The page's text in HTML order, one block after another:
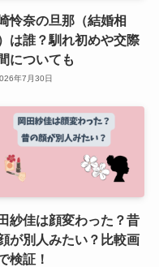
怜奈の旦那（結婚相
は誰？馴れ初めや交際
についても
年7月30日
紗佳は顔変わった？昔
が別人みたい？比較画
検証！